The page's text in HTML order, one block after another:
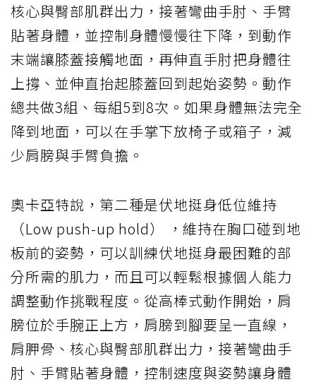
核心與臀部肌群出力，接著彎曲手肘、手臂
貼著身體，並控制身體慢慢往下降，到動作
末端讓膝蓋接觸地面，再伸直手肘把身體往
上撐、並伸直抬起膝蓋回到起始姿勢。動作
總共做3組、每組5到8次。如果身體無法完全
降到地面，可以在手掌下放椅子或箱子，減
少肩膀與手臂負擔。
奧卡亞特說，第二種是伏地挺身低位維持
（Low push-up hold） ，維持在胸口碰到地
板前的姿勢，可以訓練伏地挺身最困難的部
分所需的肌力，而且可以輕鬆根據個人能力
調整動作挑戰程度。從高棒式動作開始，肩
膀位於手腕正上方，肩膀到腳要呈一直線，
肩胛骨、核心與臀部肌群出力，接著彎曲手
肘、手臂貼著身體，控制速度與姿勢讓身體